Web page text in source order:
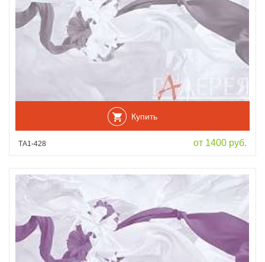
Купить
ТА1-428 от 1400 руб.